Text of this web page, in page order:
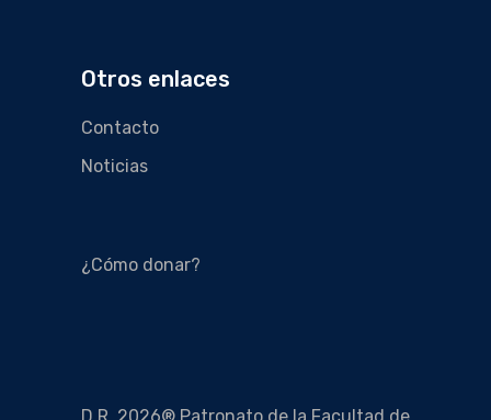
Otros enlaces
Contacto
Noticias
¿Cómo donar?